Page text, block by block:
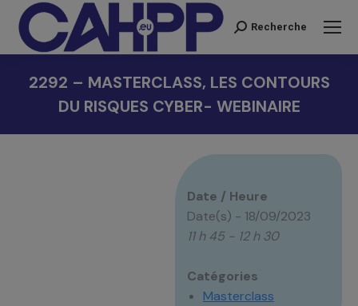
Recherche
Recherche
2292 – MASTERCLASS, LES CONTOURS
DU RISQUES CYBER- WEBINAIRE
Date / Heure
Date(s) - 18/09/2023
11 h 45 - 12 h 30
Catégories
Masterclass